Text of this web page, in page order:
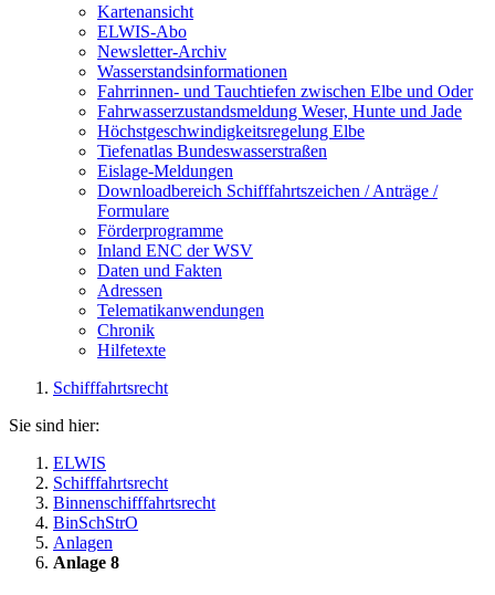
Kartenansicht
ELWIS-Abo
Newsletter-Archiv
Wasserstandsinformationen
Fahrrinnen- und Tauchtiefen zwischen Elbe und Oder
Fahrwasserzustandsmeldung Weser, Hunte und Jade
Höchstgeschwindigkeitsregelung Elbe
Tiefenatlas Bundeswasserstraßen
Eislage-Meldungen
Downloadbereich Schifffahrtszeichen / Anträge /
Formulare
Förderprogramme
Inland ENC der WSV
Daten und Fakten
Adressen
Telematikanwendungen
Chronik
Hilfetexte
Schifffahrtsrecht
Sie sind hier:
ELWIS
Schifffahrtsrecht
Binnenschifffahrtsrecht
BinSchStrO
Anlagen
Anlage 8